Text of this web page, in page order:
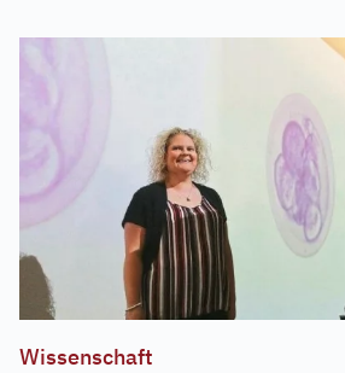
Wissenschaft